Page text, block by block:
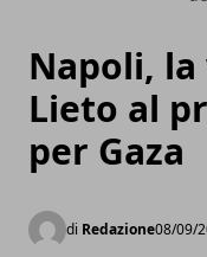
Napoli,
Lieto al
per Gaza
di Redazione08/09/